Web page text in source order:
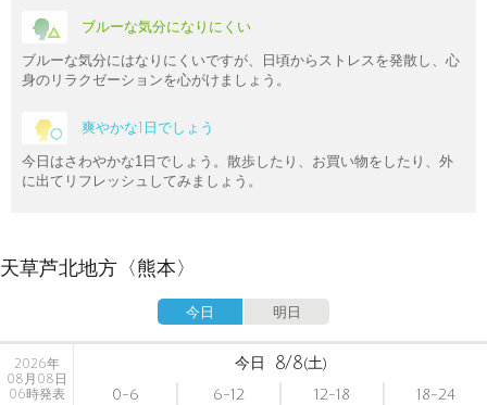
ブルーな気分になりにくい
ブルーな気分にはなりにくいですが、日頃からストレスを発散し、心
身のリラクゼーションを心がけましょう。
爽やかな1日でしょう
今日はさわやかな1日でしょう。散歩したり、お買い物をしたり、外
に出てリフレッシュしてみましょう。
天草芦北地方〈熊本〉
今日 明日
2026年
08月08日
06時発表
今日 8/8(土)
0-6
6-12 12-18 18-24